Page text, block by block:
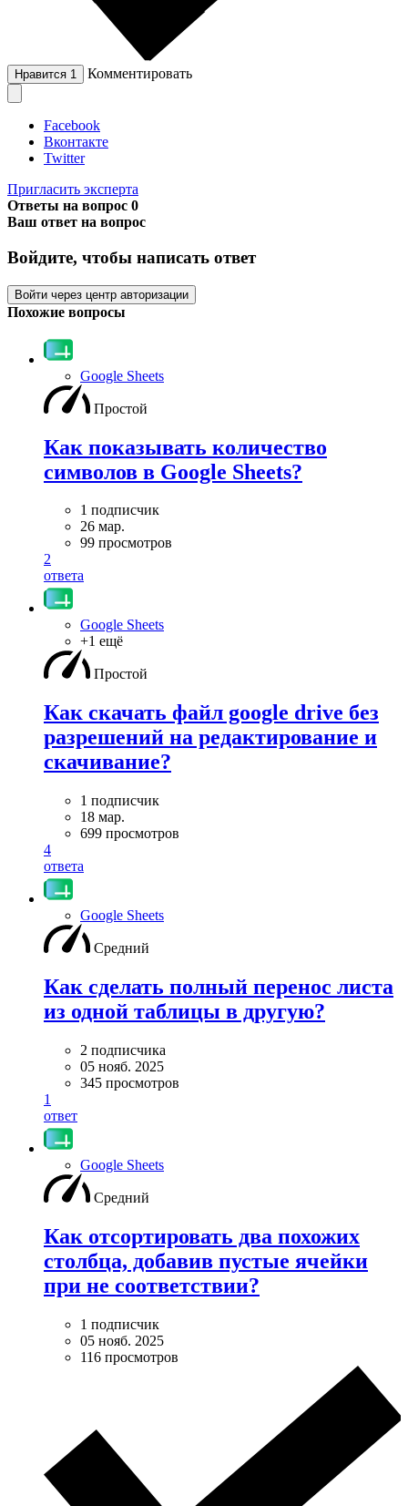
Нравится 1 Комментировать
Facebook
Вконтакте
Twitter
Пригласить эксперта
Ответы на вопрос 0
Ваш ответ на вопрос
Войдите, чтобы написать ответ
Войти через центр авторизации
Похожие вопросы
Google Sheets
Простой
Как показывать количество
символов в Google Sheets?
1 подписчик
26 мар.
99 просмотров
2
ответа
Google Sheets
+1 ещё
Простой
Как скачать файл google drive без
разрешений на редактирование и
скачивание?
1 подписчик
18 мар.
699 просмотров
4
ответа
Google Sheets
Средний
Как сделать полный перенос листа
из одной таблицы в другую?
2 подписчика
05 нояб. 2025
345 просмотров
1
ответ
Google Sheets
Средний
Как отсортировать два похожих
столбца, добавив пустые ячейки
при не соответствии?
1 подписчик
05 нояб. 2025
116 просмотров